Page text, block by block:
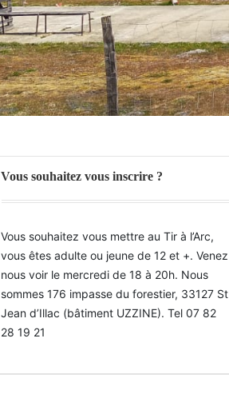
Vous souhaitez vous inscrire ?
Vous souhaitez vous mettre au Tir à l’Arc,
vous êtes adulte ou jeune de 12 et +. Venez
nous voir le mercredi de 18 à 20h. Nous
sommes 176 impasse du forestier, 33127 St
Jean d’Illac (bâtiment UZZINE). Tel 07 82
28 19 21